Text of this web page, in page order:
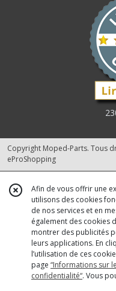
Copyright Moped-Parts. Tous
eProShopping
Afin de vous offrir une
utilisons des cookies
de nos services et en
également des cookies
montrer des publicités
leurs applications. En
l’utilisation de ces
page “Informations sur
confidentialité“. Vous